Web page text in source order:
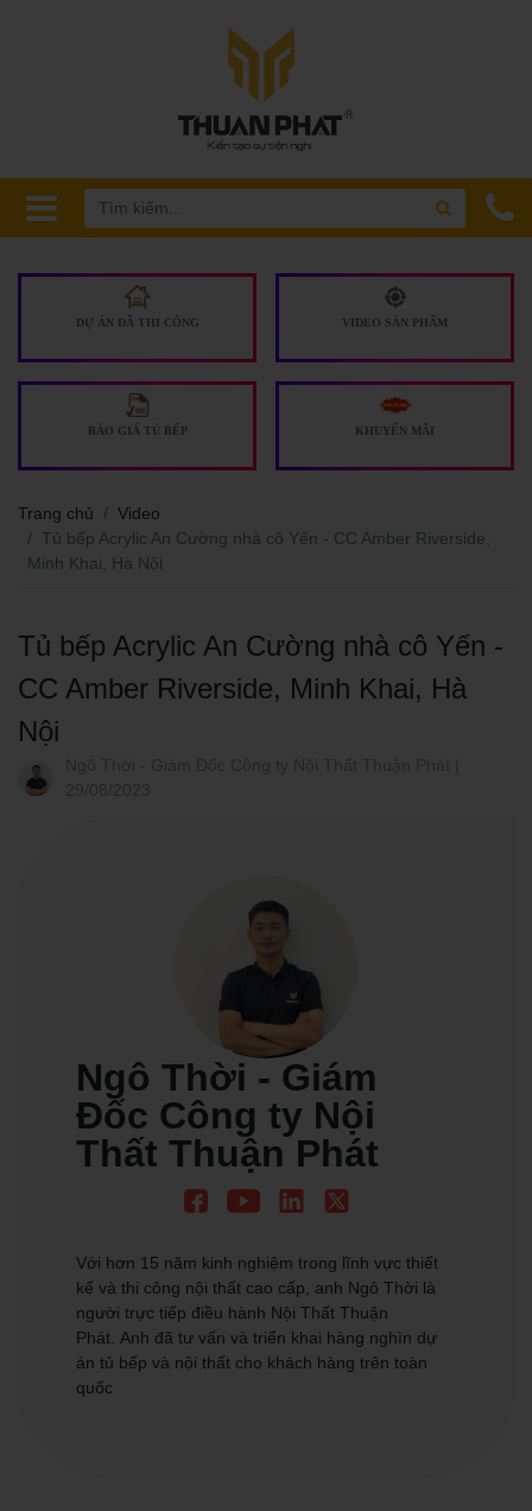
DỰ ÁN ĐÃ THI CÔNG VIDEO SẢN PHẨM
BÁO GIÁ TỦ BẾP KHUYẾN MÃI
Trang chủ
Video
Tủ bếp Acrylic An Cường nhà cô Yến - CC Amber Riverside,
Minh Khai, Hà Nội
Tủ bếp Acrylic An Cường nhà cô Yến -
CC Amber Riverside, Minh Khai, Hà
Nội
Ngô Thời - Giám
Đốc Công ty Nội
Thất Thuận Phát
Với hơn 15 năm kinh nghiệm trong lĩnh vực thiết
kế và thi công nội thất cao cấp, anh Ngô Thời là
người trực tiếp điều hành Nội Thất Thuận
Phát. Anh đã tư vấn và triển khai hàng nghìn dự
án tủ bếp và nội thất cho khách hàng trên toàn
quốc